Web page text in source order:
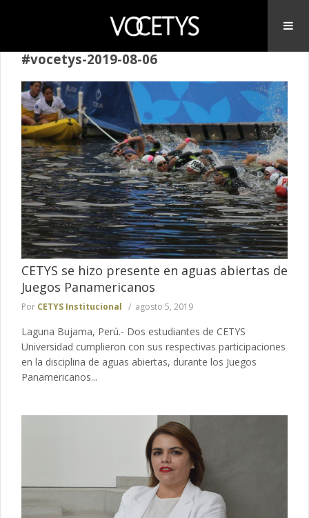
#vocetys-2019-08-06
CETYS se hizo presente en aguas abiertas de
Juegos Panamericanos
Por CETYS Institucional agosto 5, 2019
Laguna Bujama, Perú.- Dos estudiantes de CETYS
Universidad cumplieron con sus respectivas participaciones
en la disciplina de aguas abiertas, durante los Juegos
Panamericanos...